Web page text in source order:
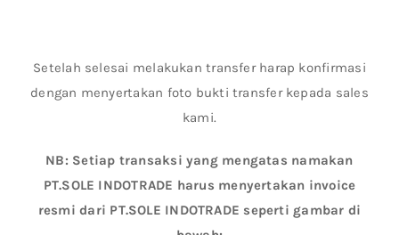
Setelah selesai melakukan transfer harap konfirmasi
dengan menyertakan foto bukti transfer kepada sales
kami.
NB: Setiap transaksi yang mengatas namakan
PT.SOLE INDOTRADE harus menyertakan invoice
resmi dari PT.SOLE INDOTRADE seperti gambar di